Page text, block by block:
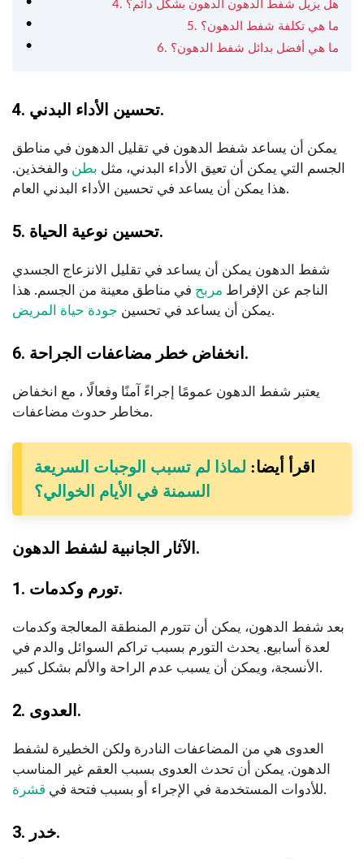
4. هل يزيل شفط الدهون الدهون بشكل دائم؟
5. ما هي تكلفة شفط الدهون؟
6. ما هي أفضل بدائل شفط الدهون؟
4. تحسين الأداء البدني.
يمكن أن يساعد شفط الدهون في تقليل الدهون في مناطق
الجسم التي يمكن أن تعيق الأداء البدني، مثل بطن والفخذين.
هذا يمكن أن يساعد في تحسين الأداء البدني العام.
5. تحسين نوعية الحياة.
شفط الدهون يمكن أن يساعد في تقليل الانزعاج الجسدي
الناجم عن الإفراط مربح في مناطق معينة من الجسم. هذا
يمكن أن يساعد في تحسين جودة حياة المريض .
6. انخفاض خطر مضاعفات الجراحة.
يعتبر شفط الدهون عمومًا إجراءً آمنًا وفعالًا ، مع انخفاض
مخاطر حدوث مضاعفات.
اقرأ أيضا: لماذا لم تسبب الوجبات السريعة
السمنة في الأيام الخوالي؟
الآثار الجانبية لشفط الدهون.
1. تورم وكدمات.
بعد شفط الدهون، يمكن أن تتورم المنطقة المعالجة وكدمات
لعدة أسابيع. يحدث التورم بسبب تراكم السوائل والدم في
الأنسجة، ويمكن أن يسبب عدم الراحة والألم بشكل كبير.
2. العدوى.
العدوى هي من المضاعفات النادرة ولكن الخطيرة لشفط
الدهون. يمكن أن تحدث العدوى بسبب العقم غير المناسب
للأدوات المستخدمة في الإجراء أو بسبب فتحة في قشرة .
3. خدر.